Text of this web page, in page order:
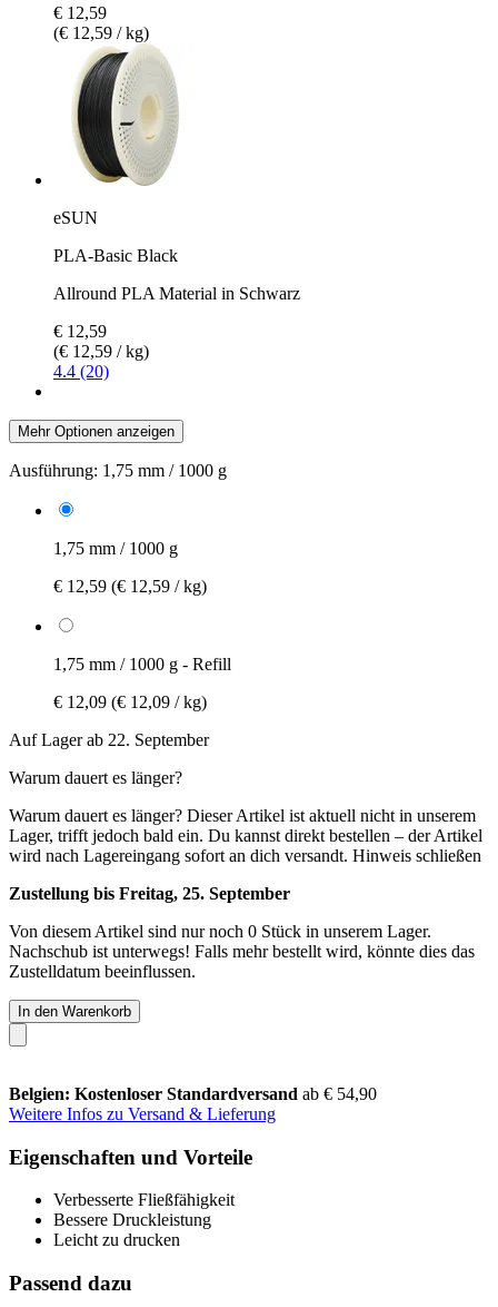
€ 12,59
(€ 12,59 / kg)
eSUN
PLA-Basic Black
Allround PLA Material in Schwarz
€ 12,59
(€ 12,59 / kg)
4.4 (20)
Mehr Optionen anzeigen
Ausführung: 1,75 mm / 1000 g
1,75 mm / 1000 g
€ 12,59 (€ 12,59 / kg)
1,75 mm / 1000 g - Refill
€ 12,09 (€ 12,09 / kg)
Auf Lager ab 22. September
Warum dauert es länger?
Warum dauert es länger? Dieser Artikel ist aktuell nicht in unserem
Lager, trifft jedoch bald ein. Du kannst direkt bestellen – der Artikel
wird nach Lagereingang sofort an dich versandt. Hinweis schließen
Zustellung bis Freitag, 25. September
Von diesem Artikel sind nur noch 0 Stück in unserem Lager.
Nachschub ist unterwegs! Falls mehr bestellt wird, könnte dies das
Zustelldatum beeinflussen.
In den Warenkorb
Belgien: Kostenloser Standardversand ab € 54,90
Weitere Infos zu Versand & Lieferung
Eigenschaften und Vorteile
Verbesserte Fließfähigkeit
Bessere Druckleistung
Leicht zu drucken
Passend dazu